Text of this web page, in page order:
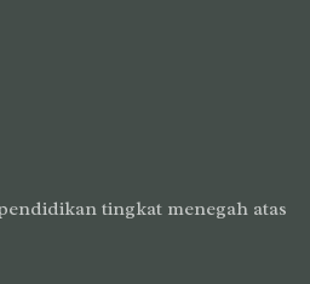
tingkat menegah atas